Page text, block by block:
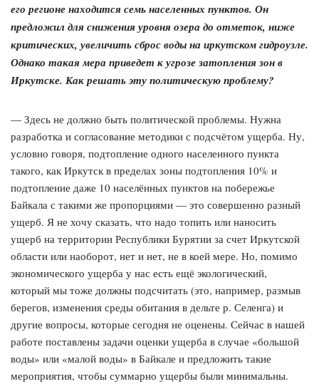
его регионе находится семь населенных пунктов. Он
предложил для снижения уровня озера до отметок, ниже
критических, увеличить сброс воды на иркутском гидроузле.
Однако такая мера приведет к угрозе затопления зон в
Иркутске. Как решать эту политическую проблему?
— Здесь не должно быть политической проблемы. Нужна
разработка и согласование методики с подсчётом ущерба. Ну,
условно говоря, подтопление одного населенного пункта
такого, как Иркутск в пределах зоны подтопления 10% и
подтопление даже 10 населённых пунктов на побережье
Байкала с такими же пропорциями — это совершенно разный
ущерб. Я не хочу сказать, что надо топить или наносить
ущерб на территории Республики Бурятии за счет Иркутской
области или наоборот, нет и нет, не в коей мере. Но, помимо
экономического ущерба у нас есть ещё экологический,
который мы тоже должны подсчитать (это, например, размыв
берегов, изменения среды обитания в дельте р. Селенга) и
другие вопросы, которые сегодня не оценены. Сейчас в нашей
работе поставлены задачи оценки ущерба в случае «большой
воды» или «малой воды» в Байкале и предложить такие
мероприятия, чтобы суммарно ущербы были минимальны.